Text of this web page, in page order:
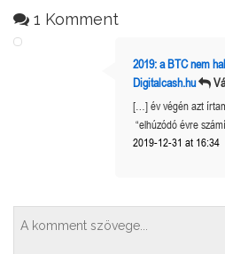
1 Komment
2019: a BTC nem
Digitalcash.hu
[…] év végén azt
“elhúzódó évre
2019-12-31 at 16:34